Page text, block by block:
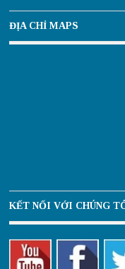
ĐỊA CHỈ MAPS
KẾT NỐI VỚI CHÚNG